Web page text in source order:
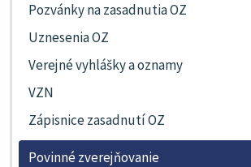
Pozvánky na zasadnutia OZ
Uznesenia OZ
Verejné vyhlášky a oznamy
VZN
Zápisnice zasadnutí OZ
Povinné zverejňovanie